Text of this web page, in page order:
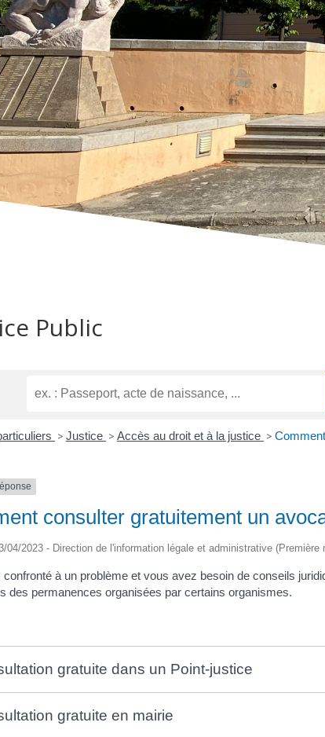
Public
> Justice > Accès au droit et à la justice >
consulter gratuitement un
04/2023 - Direction de l'information légale et administrative (Première
confronté à un problème et vous avez besoin de conseils
des permanences organisées par certains organismes.
gratuite dans un Point-justice
gratuite en mairie